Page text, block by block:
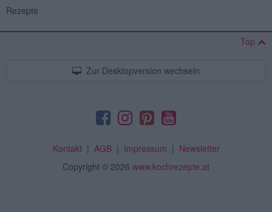
Rezepte
Top
Zur Desktopversion wechseln
Kontakt| AGB| Impressum | Newsletter
Copyright © 2026 www.kochrezepte.at